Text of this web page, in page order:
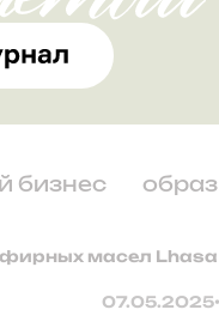
бизнес
масел Lhasa
07.05.2025•